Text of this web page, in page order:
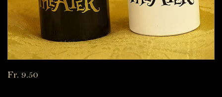
Fr. 9.50